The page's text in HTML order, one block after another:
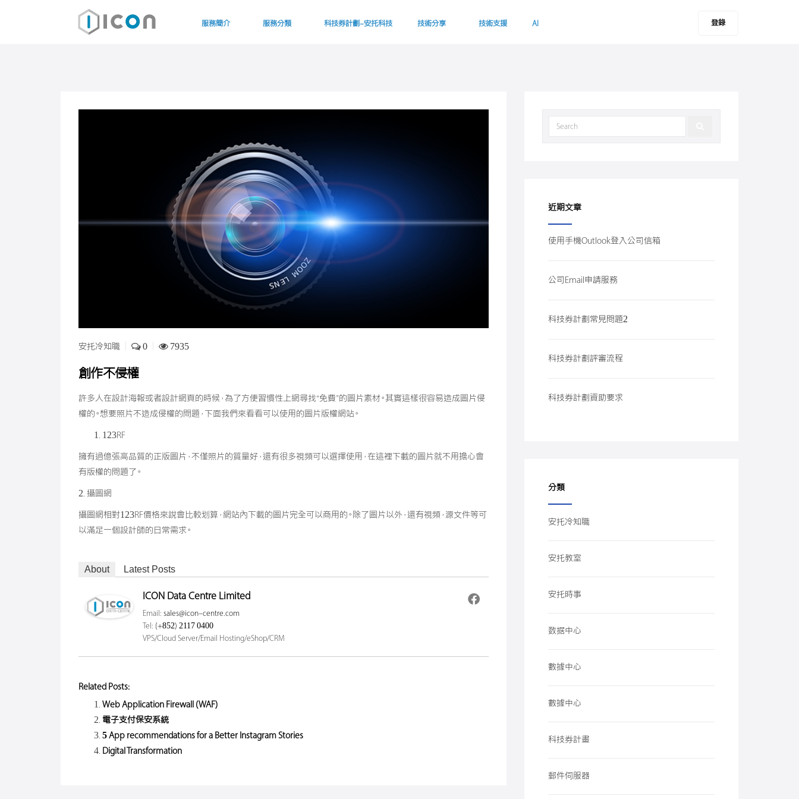
服務簡介 服務分類 科技券計劃-安托科技 技術分享 技術支援 AI 登錄
安托冷知職 0 7935
創作不侵權
許多人在設計海報或者設計網頁的時候，為了方便習慣性上網尋找“免費”的圖片素材。其實這樣很容易造成圖片侵
權的。想要照片不造成侵權的問題，下面我們來看看可以使用的圖片版權網站。
123RF
擁有過億張高品質的正版圖片，不僅照片的質量好，還有很多視頻可以選擇使用，在這裡下載的圖片就不用擔心會
有版權的問題了。
2. 攝圖網
攝圖網相對123RF價格來說會比較划算，網站內下載的圖片完全可以商用的。除了圖片以外，還有視頻，源文件等可
以滿足一個設計師的日常需求。
About Latest Posts
ICON Data Centre Limited
Email: sales@icon-centre.com
Tel: (+852) 2117 0400
VPS/Cloud Server/Email Hosting/eShop/CRM
Related Posts:
Web Application Firewall (WAF)
電子支付保安系統
5 App recommendations for a Better Instagram Stories
Digital Transformation
近期文章
使用手機Outlook登入公司信箱
公司Email申請服務
科技券計劃常見問題2
科技券計劃評審流程
科技券計劃資助要求
分類
安托冷知職
安托教室
安托時事
数据中心
數據中心
數據中心
科技券計畫
郵件伺服器